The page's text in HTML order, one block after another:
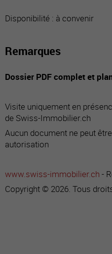
Disponibilité : à convenir
Remarques
Dossier PDF complet et
Visite uniquement en
de Swiss-Immobilier.ch
Aucun document ne peut
autorisation
www.swiss-immobilier.ch -
Copyright © 2026. Tous